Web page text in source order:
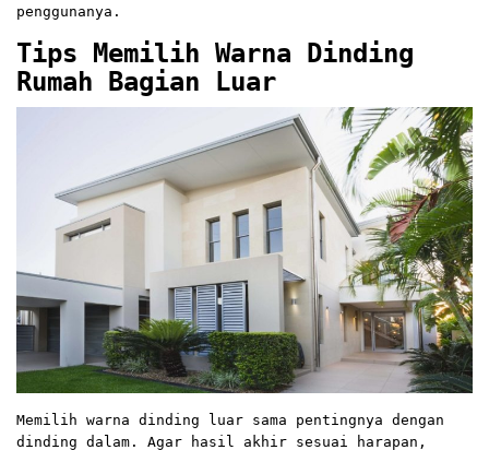
penggunanya.
Tips Memilih Warna Dinding
Rumah Bagian Luar
Memilih warna dinding luar sama pentingnya dengan
dinding dalam. Agar hasil akhir sesuai harapan,